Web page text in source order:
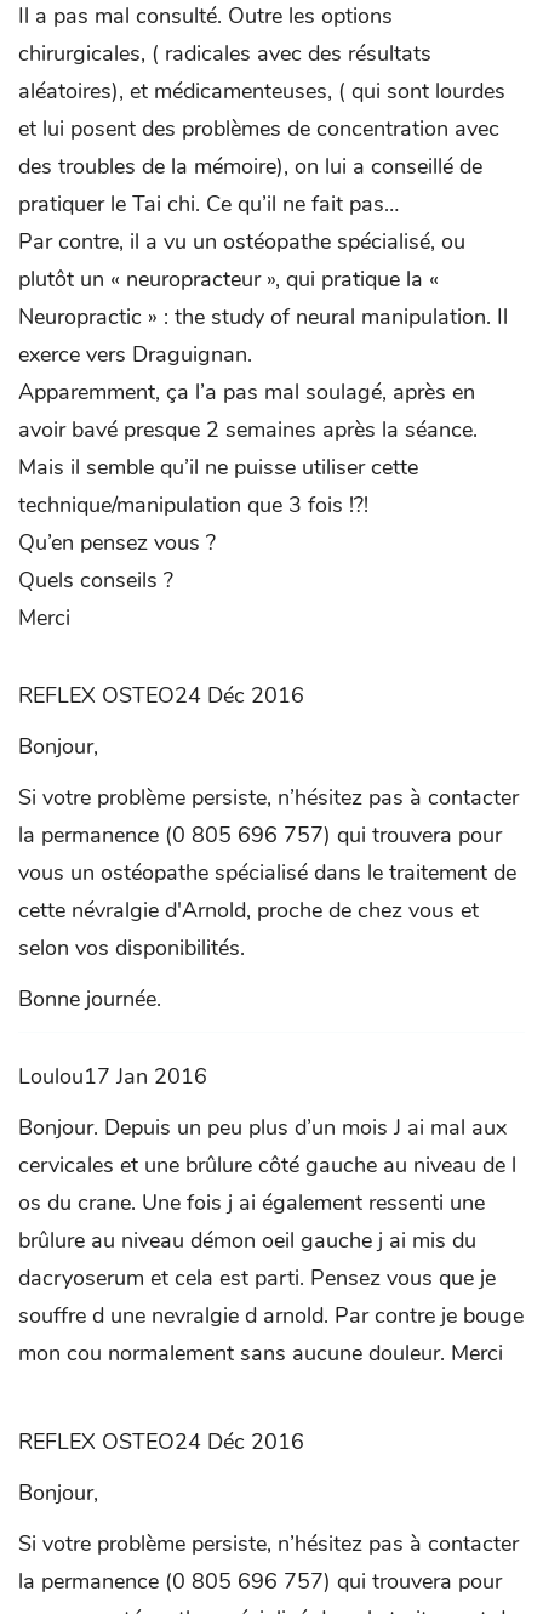
Il a pas mal consulté. Outre les options
chirurgicales, ( radicales avec des résultats
aléatoires), et médicamenteuses, ( qui sont lourdes
et lui posent des problèmes de concentration avec
des troubles de la mémoire), on lui a conseillé de
pratiquer le Tai chi. Ce qu’il ne fait pas…
Par contre, il a vu un ostéopathe spécialisé, ou
plutôt un « neuropracteur », qui pratique la «
Neuropractic » : the study of neural manipulation. Il
exerce vers Draguignan.
Apparemment, ça l’a pas mal soulagé, après en
avoir bavé presque 2 semaines après la séance.
Mais il semble qu’il ne puisse utiliser cette
technique/manipulation que 3 fois !?!
Qu’en pensez vous ?
Quels conseils ?
Merci
REFLEX OSTEO24 Déc 2016
Bonjour,
Si votre problème persiste, n’hésitez pas à contacter
la permanence (0 805 696 757) qui trouvera pour
vous un ostéopathe spécialisé dans le traitement de
cette névralgie d'Arnold, proche de chez vous et
selon vos disponibilités.
Bonne journée.
Loulou17 Jan 2016
Bonjour. Depuis un peu plus d’un mois J ai mal aux
cervicales et une brûlure côté gauche au niveau de l
os du crane. Une fois j ai également ressenti une
brûlure au niveau démon oeil gauche j ai mis du
dacryoserum et cela est parti. Pensez vous que je
souffre d une nevralgie d arnold. Par contre je bouge
mon cou normalement sans aucune douleur. Merci
REFLEX OSTEO24 Déc 2016
Bonjour,
Si votre problème persiste, n’hésitez pas à contacter
la permanence (0 805 696 757) qui trouvera pour